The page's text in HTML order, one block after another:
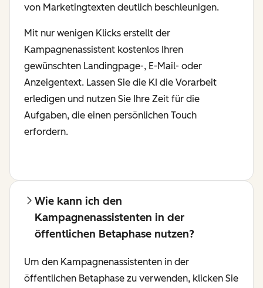
von Marketingtexten deutlich beschleunigen.
Mit nur wenigen Klicks erstellt der
Kampagnenassistent kostenlos Ihren
gewünschten Landingpage-, E-Mail- oder
Anzeigentext. Lassen Sie die KI die Vorarbeit
erledigen und nutzen Sie Ihre Zeit für die
Aufgaben, die einen persönlichen Touch
erfordern.
Wie kann ich den
Kampagnenassistenten in der
öffentlichen Betaphase nutzen?
Um den Kampagnenassistenten in der
öffentlichen Betaphase zu verwenden, klicken Sie